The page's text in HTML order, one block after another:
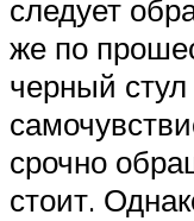
следует
же по
черный стул
срочно
стоит.